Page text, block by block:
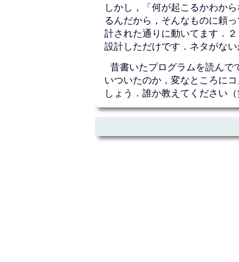
しかし，「何が起こるかわか
るんだから，そんなものに頼
計された通りに動いてます．
設計しただけです．ネタがな
昔書いたプログラムを読んで
いついたのか，変なところに
しょう．誰か教えてください（